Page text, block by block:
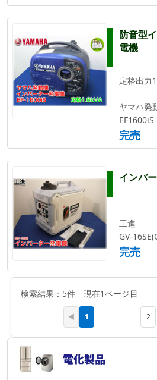
防音型
電機
定格出力
ヤマハ発
EF1600iS
完売
インバ
工進
GV-
完売
検索結果：5件 現在1ページ目
◀ 1 2